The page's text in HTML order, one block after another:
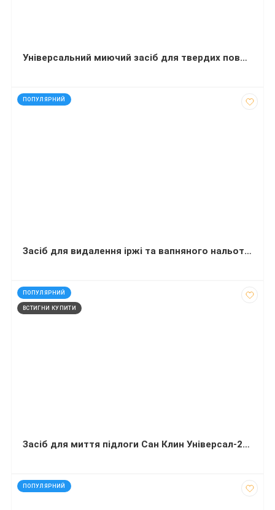
Універсальний миючий засіб для твердих поверхонь Mr. Proper Лимон Universal 5 літрів
ПОПУЛЯРНИЙ
код: 60113
Засіб для видалення іржі та вапняного нальоту 550 мл
ПОПУЛЯРНИЙ
ВСТИГНИ КУПИТИ
код: 12048
Засіб для миття підлоги Сан Клин Універсал-2000 (5 літрів)
ПОПУЛЯРНИЙ
код: 927678